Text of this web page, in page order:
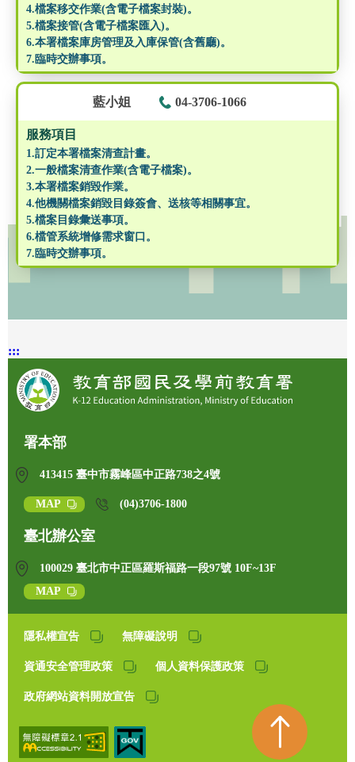
4.檔案移交作業(含電子檔案封裝)。
5.檔案接管(含電子檔案匯入)。
6.本署檔案庫房管理及入庫保管(含舊廳)。
7.臨時交辦事項。
藍小姐 04-3706-1066
服務項目
1.訂定本署檔案清查計畫。
2.一般檔案清查作業(含電子檔案)。
3.本署檔案銷毀作業。
4.他機關檔案銷毀目錄簽會、送核等相關事宜。
5.檔案目錄彙送事項。
6.檔管系統增修需求窗口。
7.臨時交辦事項。
:::
署本部
413415 臺中市霧峰區中正路738之4號
MAP (04)3706-1800
臺北辦公室
100029 臺北市中正區羅斯福路一段97號 10F~13F
MAP
隱私權宣告 無障礙說明
資通安全管理政策 個人資料保護政策
政府網站資料開放宣告